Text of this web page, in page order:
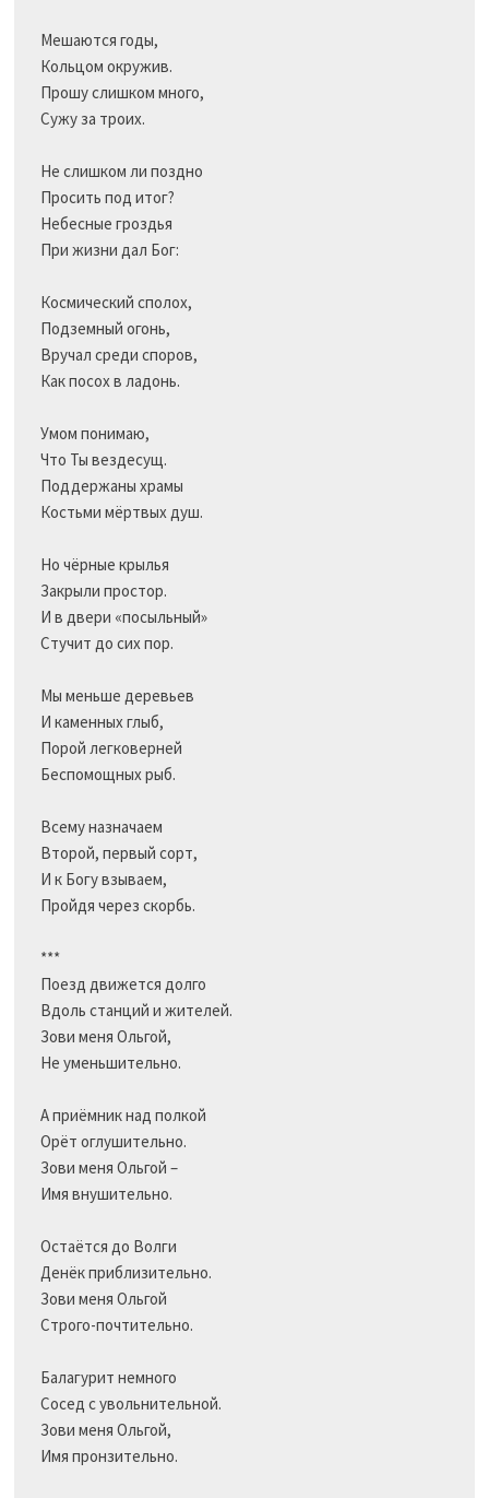
Мешаются годы,
Кольцом окружив.
Прошу слишком много,
Сужу за троих.
Не слишком ли поздно
Просить под итог?
Небесные гроздья
При жизни дал Бог:
Космический сполох,
Подземный огонь,
Вручал среди споров,
Как посох в ладонь.
Умом понимаю,
Что Ты вездесущ.
Поддержаны храмы
Костьми мёртвых душ.
Но чёрные крылья
Закрыли простор.
И в двери «посыльный»
Стучит до сих пор.
Мы меньше деревьев
И каменных глыб,
Порой легковерней
Беспомощных рыб.
Всему назначаем
Второй, первый сорт,
И к Богу взываем,
Пройдя через скорбь.
***
Поезд движется долго
Вдоль станций и жителей.
Зови меня Ольгой,
Не уменьшительно.
А приёмник над полкой
Орёт оглушительно.
Зови меня Ольгой –
Имя внушительно.
Остаётся до Волги
Денёк приблизительно.
Зови меня Ольгой
Строго-почтительно.
Балагурит немного
Сосед с увольнительной.
Зови меня Ольгой,
Имя пронзительно.